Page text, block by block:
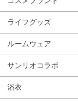
ライフグッズ
ルームウェア
サンリオコラボ
浴衣